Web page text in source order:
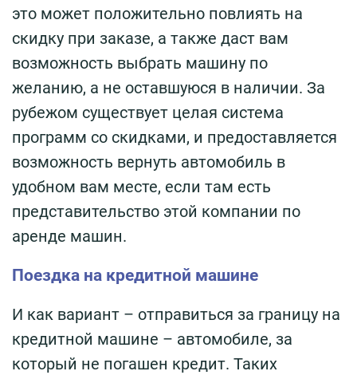
это может положительно повлиять на
скидку при заказе, а также даст вам
возможность выбрать машину по
желанию, а не оставшуюся в наличии. За
рубежом существует целая система
программ со скидками, и предоставляется
возможность вернуть автомобиль в
удобном вам месте, если там есть
представительство этой компании по
аренде машин.
Поездка на кредитной машине
И как вариант – отправиться за границу на
кредитной машине – автомобиле, за
который не погашен кредит. Таких